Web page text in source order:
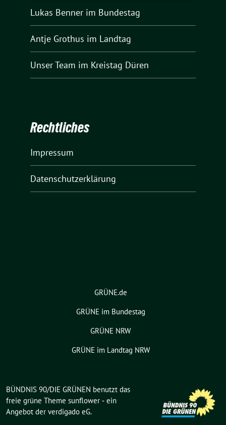
Lukas Benner im Bundestag
Antje Grothus im Landtag
Unser Team im Kreistag Düren
Rechtliches
Impressum
Datenschutzerklärung
GRÜNE.de
GRÜNE im Bundestag
GRÜNE NRW
GRÜNE im Landtag NRW
BÜNDNIS 90/DIE GRÜNEN benutzt das
freie grüne Theme sunflower ‐ ein
Angebot der verdigado eG.